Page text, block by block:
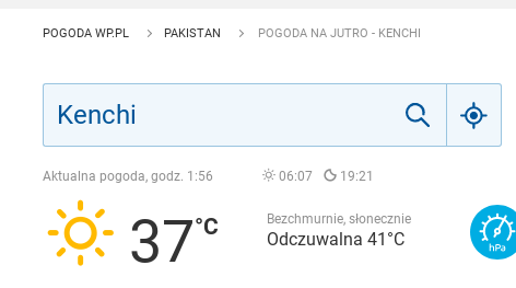
POGODA WP.PL PAKISTAN POGODA NA JUTRO - KENCHI
Aktualna pogoda, godz. 1:56 06:07 19:21
37 Bezchmurnie, słonecznie
Odczuwalna 41°C